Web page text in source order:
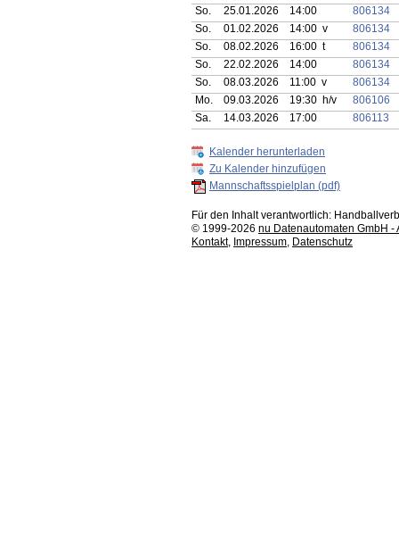
So.
25.01.2026 14:00
806134
So.
01.02.2026 14:00 v
806134
So.
08.02.2026 16:00 t
806134
So.
22.02.2026 14:00
806134
So.
08.03.2026 11:00 v
806134
Mo.
09.03.2026 19:30 h/v
806106
Sa.
14.03.2026 17:00 806113
Kalender herunterladen
Zu Kalender hinzufügen
Mannschaftsspielplan (pdf)
Für den Inhalt verantwortlich:
© 1999-2026 nu Datenautomaten GmbH
Kontakt, Impressum, Datenschutz